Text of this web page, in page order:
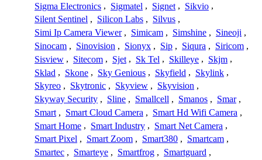
Sigma Electronics , Sigmatel , Signet , Sikvio ,
Silent Sentinel , Silicon Labs , Silvus ,
Simi Ip Camera Viewer , Simicam , Simshine , Sineoji ,
Sinocam , Sinovision , Sionyx , Sip , Siqura , Siricom ,
Sisview , Sitecom , Sjet , Sk Tel , Skilleye , Skjm ,
Sklad , Skone , Sky Genious , Skyfield , Skylink ,
Skyreo , Skytronic , Skyview , Skyvision ,
Skyway Security , Sline , Smallcell , Smanos , Smar ,
Smart , Smart Cloud Camera , Smart Hd Wifi Camera ,
Smart Home , Smart Industry , Smart Net Camera ,
Smart Pixel , Smart Zoom , Smart380 , Smartcam ,
Smartec , Smarteye , Smartfrog , Smartguard ,